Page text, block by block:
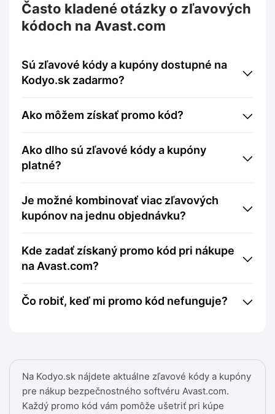
Na Kodyo.sk nájdete aktuálne zľavové kódy a kupóny
pre nákup bezpečnostného softvéru Avast.com.
Každý promo kód vám pomôže ušetriť pri kúpe
Často kladené otázky o zľavových
kódoch na Avast.com
Sú zľavové kódy a kupóny dostupné na
Kodyo.sk zadarmo?
Ako môžem získať promo kód?
Ako dlho sú zľavové kódy a kupóny
platné?
Je možné kombinovať viac zľavových
kupónov na jednu objednávku?
Kde zadať získaný promo kód pri nákupe
na Avast.com?
Čo robiť, keď mi promo kód nefunguje?